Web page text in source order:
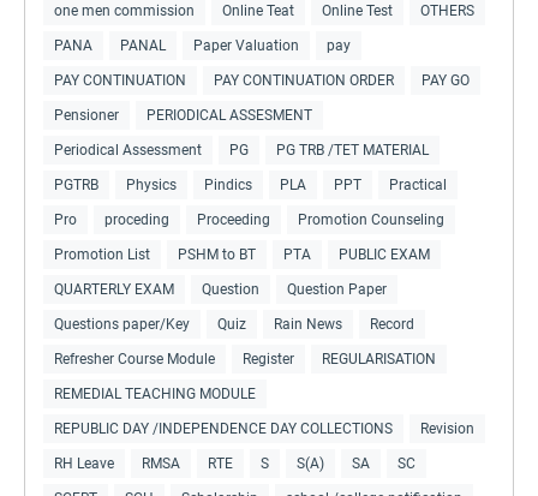
one men commission Online Teat Online Test OTHERS
PANA PANAL Paper Valuation pay
PAY CONTINUATION PAY CONTINUATION ORDER PAY GO
Pensioner PERIODICAL ASSESMENT
Periodical Assessment PG PG TRB /TET MATERIAL
PGTRB Physics Pindics PLA PPT Practical
Pro proceding Proceeding Promotion Counseling
Promotion List PSHM to BT PTA PUBLIC EXAM
QUARTERLY EXAM Question Question Paper
Questions paper/Key Quiz Rain News Record
Refresher Course Module Register REGULARISATION
REMEDIAL TEACHING MODULE
REPUBLIC DAY /INDEPENDENCE DAY COLLECTIONS Revision
RH Leave RMSA RTE S S(A) SA SC